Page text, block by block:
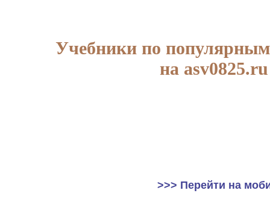
Учебники по
на asv0825.ru
>>> Перейти на